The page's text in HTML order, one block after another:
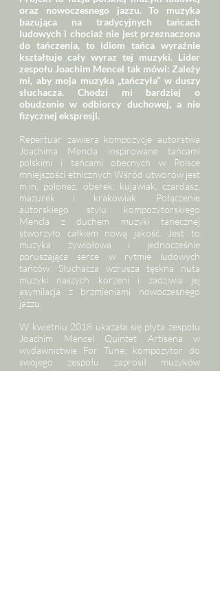
oraz nowoczesnego jazzu. To muzyka
bazująca na tradycyjnych tańcach
ludowych i chociaż nie jest przeznaczona
do tańczenia, to idiom tańca wyraźnie
kształtuje cały wyraz tej muzyki. Lider
zespołu Joachim Mencel tak mówi: Zależy
mi, aby moja muzyka „tańczyła” w duszy
słuchacza. Chodzi mi bardziej o
obudzenie w odbiorcy duchowej, a nie
fizycznej ekspresji.
Repertuar zawiera kompozycje autorstwa
Joachima Mencla inspirowane tańcami
polskimi i tańcami obecnych w Polsce
mniejszości etnicznych Wśród utworów jest
m.in. polonez, oberek, kujawiak, czardasz,
mazurek i krakowiak. Połączenie
autorskiego stylu kompozytorskiego
Mencla z duchem muzyki tanecznej
stworzyło całkiem nową jakość. Jest to
muzyka żywiołowa i jednocześnie
poruszająca serce w rytmie ludowych
tańców. Słuchacza wzrusza tęskna nuta
muzyki naszych korzeni i zadziwia jej
asymilacja z brzmieniami nowoczesnego
jazzu.
W kwietniu 2018 ukazała się płyta zespołu
Joachim Mencel Quintet Artisena w
wydawnictwie For Tune; kompozytor do
swojego zespołu zaprosił muzyków
grających na perkusji, kontrabasie,